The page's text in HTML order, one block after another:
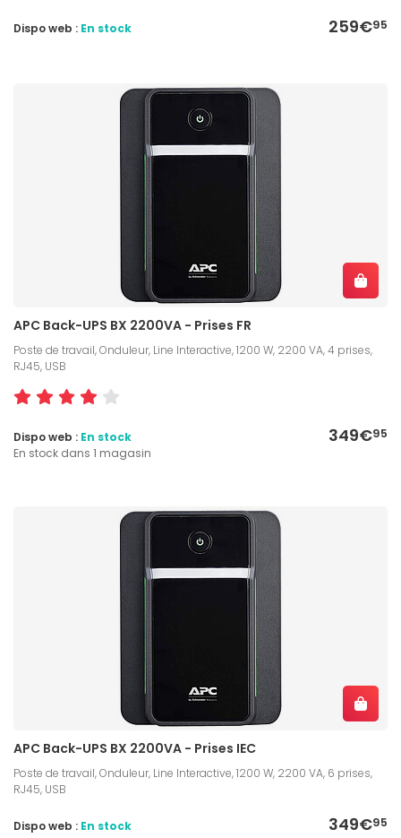
259€95
Dispo web : En stock
APC Back-UPS BX 2200VA - Prises FR
Poste de travail, Onduleur, Line Interactive, 1200 W, 2200 VA, 4 prises,
RJ45, USB
349€95
Dispo web : En stock
En stock dans 1 magasin
APC Back-UPS BX 2200VA - Prises IEC
Poste de travail, Onduleur, Line Interactive, 1200 W, 2200 VA, 6 prises,
RJ45, USB
349€95
Dispo web : En stock